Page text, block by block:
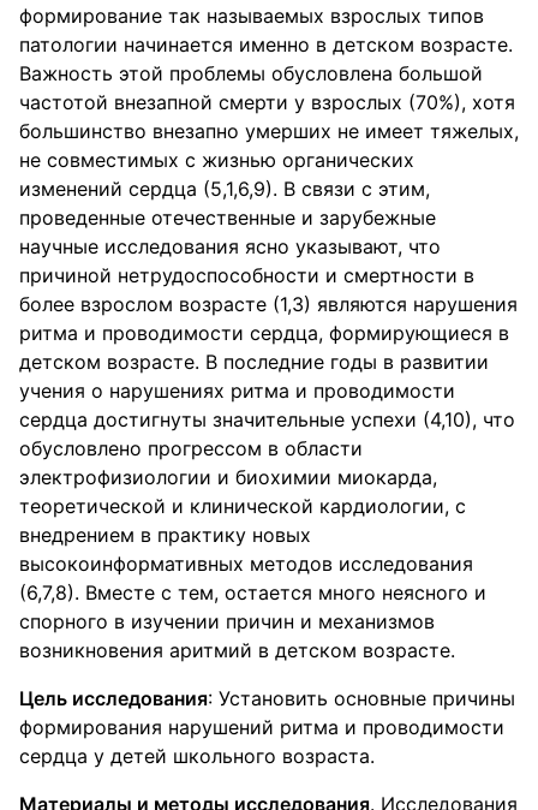
формирование так называемых взрослых типов
патологии начинается именно в детском возрасте.
Важность этой проблемы обусловлена большой
частотой внезапной смерти у взрослых (70%), хотя
большинство внезапно умерших не имеет тяжелых,
не совместимых с жизнью органических
изменений сердца (5,1,6,9). В связи с этим,
проведенные отечественные и зарубежные
научные исследования ясно указывают, что
причиной нетрудоспособности и смертности в
более взрослом возрасте (1,3) являются нарушения
ритма и проводимости сердца, формирующиеся в
детском возрасте. В последние годы в развитии
учения о нарушениях ритма и проводимости
сердца достигнуты значительные успехи (4,10), что
обусловлено прогрессом в области
электрофизиологии и биохимии миокарда,
теоретической и клинической кардиологии, с
внедрением в практику новых
высокоинформативных методов исследования
(6,7,8). Вместе с тем, остается много неясного и
спорного в изучении причин и механизмов
возникновения аритмий в детском возрасте.
Цель исследования: Установить основные причины
формирования нарушений ритма и проводимости
сердца у детей школьного возраста.
Материалы и методы исследования. Исследования